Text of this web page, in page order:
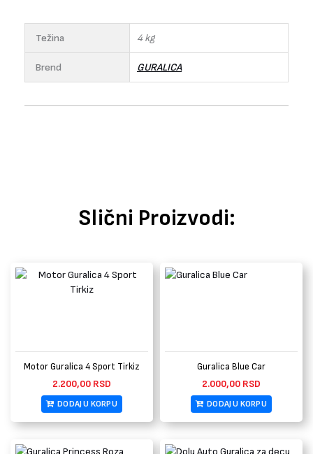
Težina 4 kg
Brend GURALICA
Slični Proizvodi:
Motor Guralica 4 Sport Tirkiz
2.200,00 RSD
DODAJ U KORPU
Guralica Blue Car
2.000,00 RSD
DODAJ U KORPU